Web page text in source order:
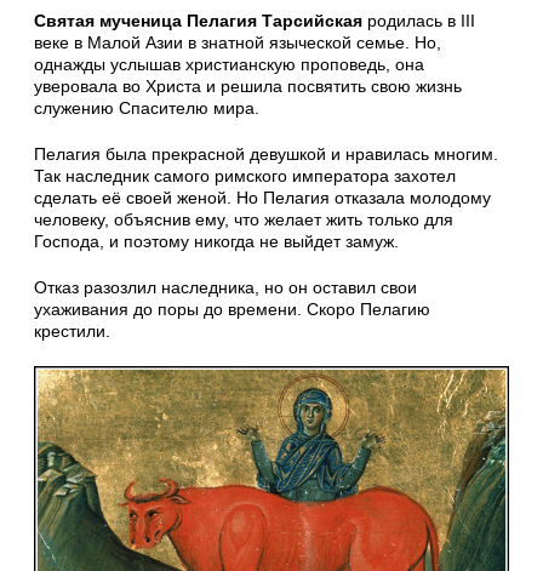
Святая мученица Пелагия Тарсийская родилась в III
веке в Малой Азии в знатной языческой семье. Но,
однажды услышав христианскую проповедь, она
уверовала во Христа и решила посвятить свою жизнь
служению Спасителю мира.
Пелагия была прекрасной девушкой и нравилась многим.
Так наследник самого римского императора захотел
сделать её своей женой. Но Пелагия отказала молодому
человеку, объяснив ему, что желает жить только для
Господа, и поэтому никогда не выйдет замуж.
Отказ разозлил наследника, но он оставил свои
ухаживания до поры до времени. Скоро Пелагию
крестили.